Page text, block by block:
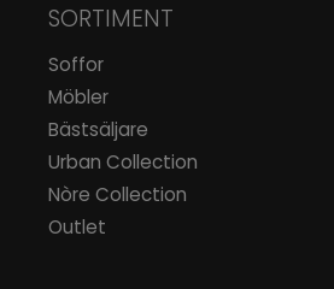
SORTIMENT
Soffor
Möbler
Bästsäljare
Urban Collection
Nòre Collection
Outlet